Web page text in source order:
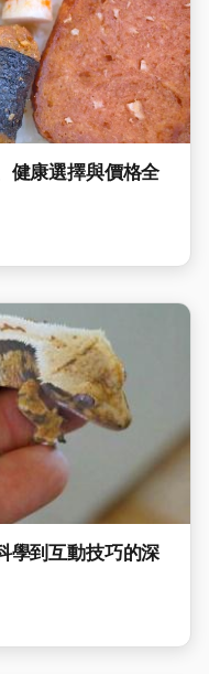
健康選擇與價格全
學到互動技巧的深